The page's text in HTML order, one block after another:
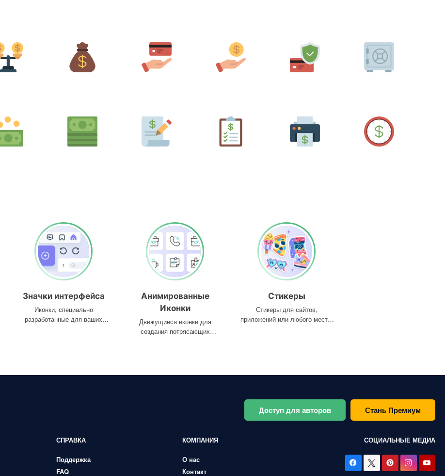
Значки интерфейса
Иконки, специально
разработанные для ваших
Анимированные
Иконки
Движущиеся иконки для
создания потрясающих
Стикеры
Стикеры для сайтов,
приложений или любого места,
Доступ для авторов Стань Премиум
СПРАВКА
Поддержка
FAQ
КОМПАНИЯ
О нас
Контакт
СОЦИАЛЬНЫЕ МЕДИА